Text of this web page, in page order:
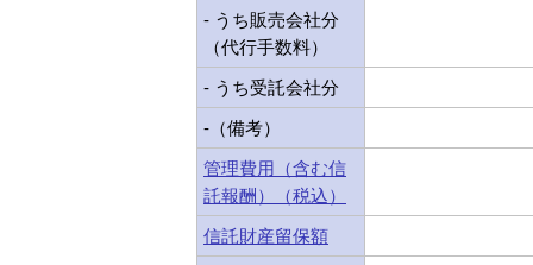
- うち販売会社分
（代行手数料）
- うち受託会社分
-（備考）
管理費用（含む信
託報酬）（税込）
信託財産留保額